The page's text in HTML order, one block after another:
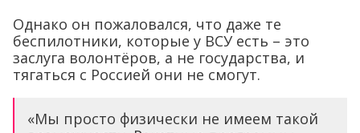
Однако он пожаловался, что даже те
беспилотники, которые у ВСУ есть – это
заслуга волонтёров, а не государства, и
тягаться с Россией они не смогут.
«Мы просто физически не имеем такой